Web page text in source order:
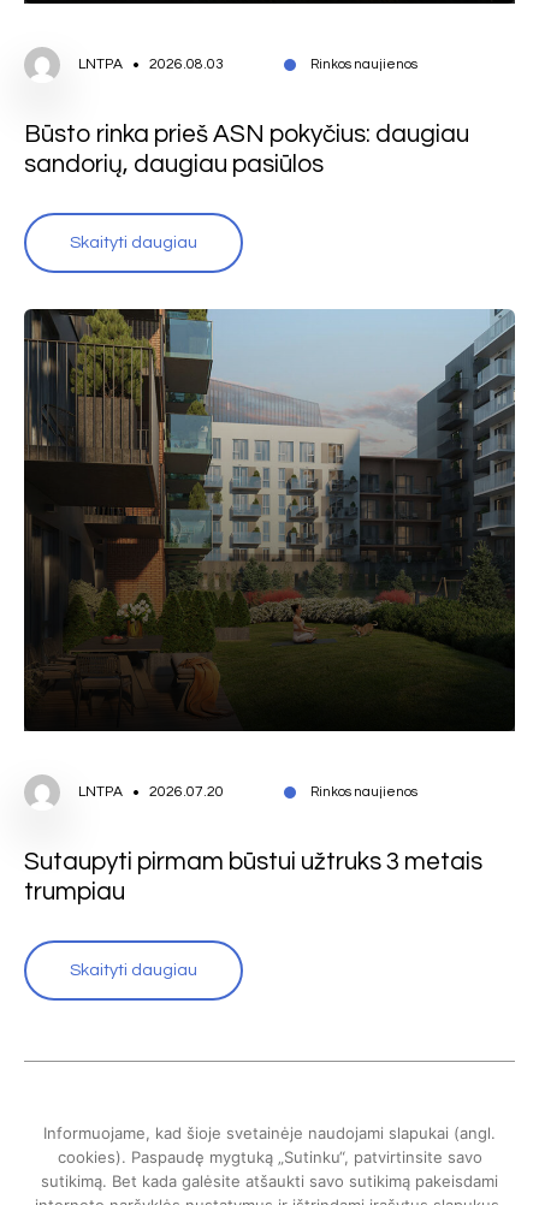
LNTPA 2026.08.03 Rinkos naujienos
Būsto rinka prieš ASN pokyčius: daugiau
sandorių, daugiau pasiūlos
Skaityti daugiau
LNTPA 2026.07.20 Rinkos naujienos
Sutaupyti pirmam būstui užtruks 3 metais
trumpiau
Skaityti daugiau
Informuojame, kad šioje svetainėje naudojami slapukai (angl.
cookies). Paspaudę mygtuką „Sutinku“, patvirtinsite savo
sutikimą. Bet kada galėsite atšaukti savo sutikimą pakeisdami